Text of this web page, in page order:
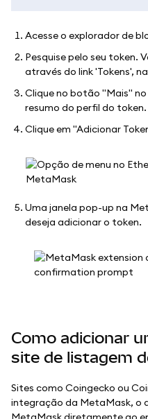
Acesse o explorador de
Pesquise pelo seu token.
através do link 'Tokens',
Clique no botão "Mais"
resumo do perfil do token.
Clique em "Adicionar
Uma janela pop-up na
deseja adicionar o token.
Como adicionar
site de listagem
Sites como Coingecko ou
integração da MetaMask, o